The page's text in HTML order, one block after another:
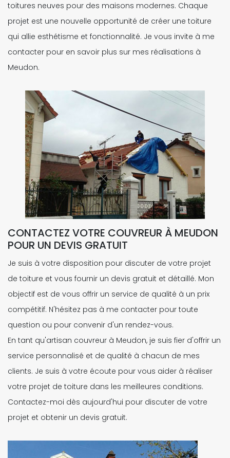
toitures neuves pour des maisons modernes. Chaque
projet est une nouvelle opportunité de créer une toiture
qui allie esthétisme et fonctionnalité. Je vous invite à me
contacter pour en savoir plus sur mes réalisations à
Meudon.
CONTACTEZ VOTRE COUVREUR À MEUDON
POUR UN DEVIS GRATUIT
Je suis à votre disposition pour discuter de votre projet
de toiture et vous fournir un devis gratuit et détaillé. Mon
objectif est de vous offrir un service de qualité à un prix
compétitif. N'hésitez pas à me contacter pour toute
question ou pour convenir d'un rendez-vous.
En tant qu'artisan couvreur à Meudon, je suis fier d'offrir un
service personnalisé et de qualité à chacun de mes
clients. Je suis à votre écoute pour vous aider à réaliser
votre projet de toiture dans les meilleures conditions.
Contactez-moi dès aujourd'hui pour discuter de votre
projet et obtenir un devis gratuit.